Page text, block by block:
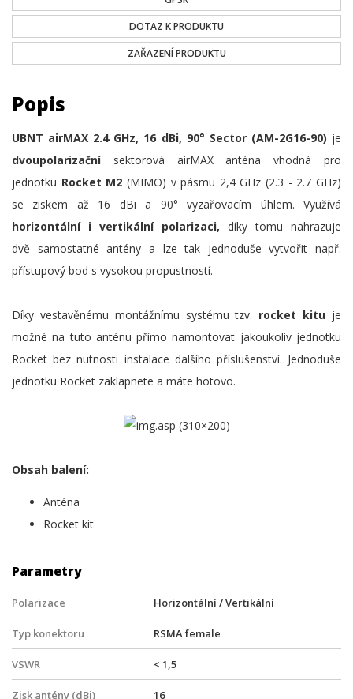
DOTAZ K PRODUKTU
ZAŘAZENÍ PRODUKTU
Popis
UBNT airMAX 2.4 GHz, 16 dBi, 90° Sector (AM-2G16-90) je
dvoupolarizační sektorová airMAX anténa vhodná pro
jednotku Rocket M2 (MIMO) v pásmu 2,4 GHz (2.3 - 2.7 GHz)
se ziskem až 16 dBi a 90° vyzařovacím úhlem. Využívá
horizontální i vertikální polarizaci, díky tomu nahrazuje
dvě samostatné antény a lze tak jednoduše vytvořit např.
přístupový bod s vysokou propustností.
Díky vestavěnému montážnímu systému tzv. rocket kitu je
možné na tuto anténu přímo namontovat jakoukoliv jednotku
Rocket bez nutnosti instalace dalšího příslušenství. Jednoduše
jednotku Rocket zaklapnete a máte hotovo.
Obsah balení:
Anténa
Rocket kit
Parametry
Polarizace Horizontální / Vertikální
Typ konektoru RSMA female
VSWR < 1,5
Zisk antény (dBi) 16